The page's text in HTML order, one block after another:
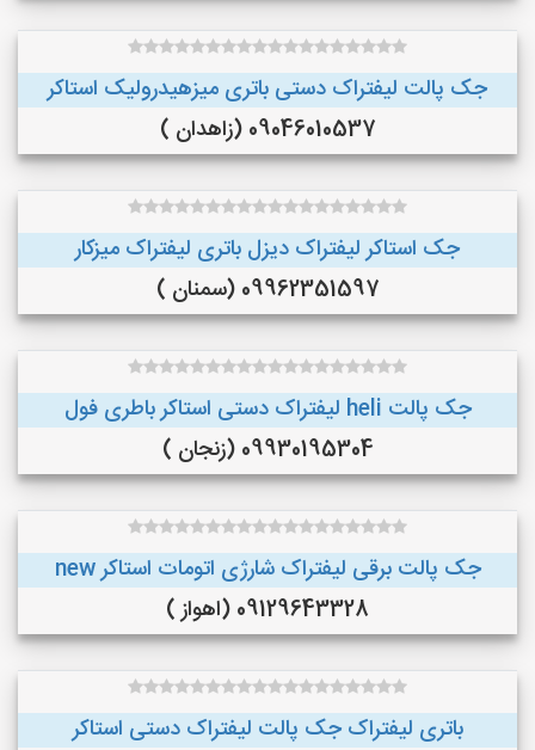
جک پالت لیفتراک دستی باتری میزهیدرولیک استاکر
09046010537 (زاهدان )
جک استاکر لیفتراک دیزل باتری لیفتراک میزکار
09962351597 (سمنان )
جک پالت heli لیفتراک دستی استاکر باطری فول
09930195304 (زنجان )
جک پالت برقی لیفتراک شارژی اتومات استاکر new
09129643328 (اهواز )
باتری لیفتراک جک پالت لیفتراک دستی استاکر